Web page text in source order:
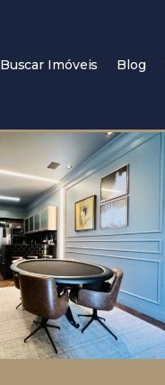
Buscar Imóveis Blog